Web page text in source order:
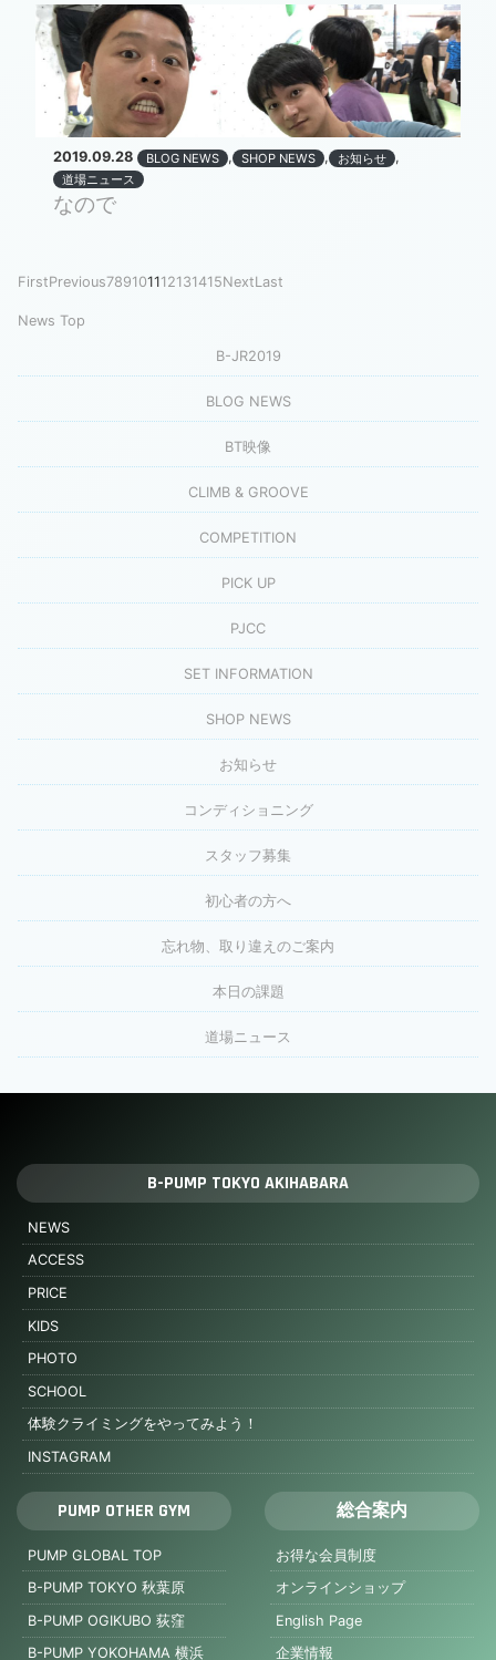
2019.09.28 BLOG NEWS , SHOP NEWS , お知らせ ,
道場ニュース
なので
FirstPrevious789101112131415NextLast
News Top
B-JR2019
BLOG NEWS
BT映像
CLIMB & GROOVE
COMPETITION
PICK UP
PJCC
SET INFORMATION
SHOP NEWS
お知らせ
コンディショニング
スタッフ募集
初心者の方へ
忘れ物、取り違えのご案内
本日の課題
道場ニュース
B-PUMP TOKYO AKIHABARA
NEWS
ACCESS
PRICE
KIDS
PHOTO
SCHOOL
体験クライミングをやってみよう！
INSTAGRAM
PUMP OTHER GYM
PUMP GLOBAL TOP
B-PUMP TOKYO 秋葉原
B-PUMP OGIKUBO 荻窪
B-PUMP YOKOHAMA 横浜
総合案内
お得な会員制度
オンラインショップ
English Page
企業情報